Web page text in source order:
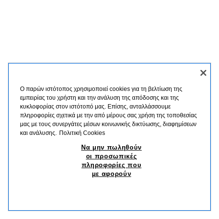
Ο παρών ιστότοπος χρησιμοποιεί cookies για τη βελτίωση της
εμπειρίας του χρήστη και την ανάλυση της απόδοσης και της
κυκλοφορίας στον ιστότοπό μας. Επίσης, ανταλλάσσουμε
πληροφορίες σχετικά με την από μέρους σας χρήση της τοποθεσίας
μας με τους συνεργάτες μέσων κοινωνικής δικτύωσης, διαφημίσεων
και ανάλυσης. Πολιτική Cookies
Να μην πωληθούν
οι προσωπικές
πληροφορίες που
με αφορούν